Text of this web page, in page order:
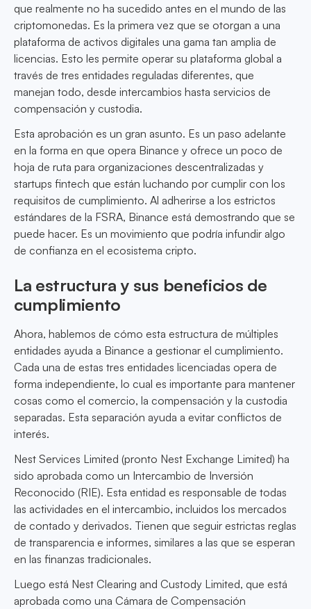
que realmente no ha sucedido antes en el mundo de las
criptomonedas. Es la primera vez que se otorgan a una
plataforma de activos digitales una gama tan amplia de
licencias. Esto les permite operar su plataforma global a
través de tres entidades reguladas diferentes, que
manejan todo, desde intercambios hasta servicios de
compensación y custodia.
Esta aprobación es un gran asunto. Es un paso adelante
en la forma en que opera Binance y ofrece un poco de
hoja de ruta para organizaciones descentralizadas y
startups fintech que están luchando por cumplir con los
requisitos de cumplimiento. Al adherirse a los estrictos
estándares de la FSRA, Binance está demostrando que se
puede hacer. Es un movimiento que podría infundir algo
de confianza en el ecosistema cripto.
La estructura y sus beneficios de
cumplimiento
Ahora, hablemos de cómo esta estructura de múltiples
entidades ayuda a Binance a gestionar el cumplimiento.
Cada una de estas tres entidades licenciadas opera de
forma independiente, lo cual es importante para mantener
cosas como el comercio, la compensación y la custodia
separadas. Esta separación ayuda a evitar conflictos de
interés.
Nest Services Limited (pronto Nest Exchange Limited) ha
sido aprobada como un Intercambio de Inversión
Reconocido (RIE). Esta entidad es responsable de todas
las actividades en el intercambio, incluidos los mercados
de contado y derivados. Tienen que seguir estrictas reglas
de transparencia e informes, similares a las que se esperan
en las finanzas tradicionales.
Luego está Nest Clearing and Custody Limited, que está
aprobada como una Cámara de Compensación